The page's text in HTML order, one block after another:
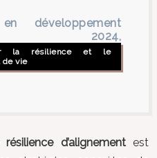
développement
2024,
la résilience et le
de vie
résilience d’alignementest